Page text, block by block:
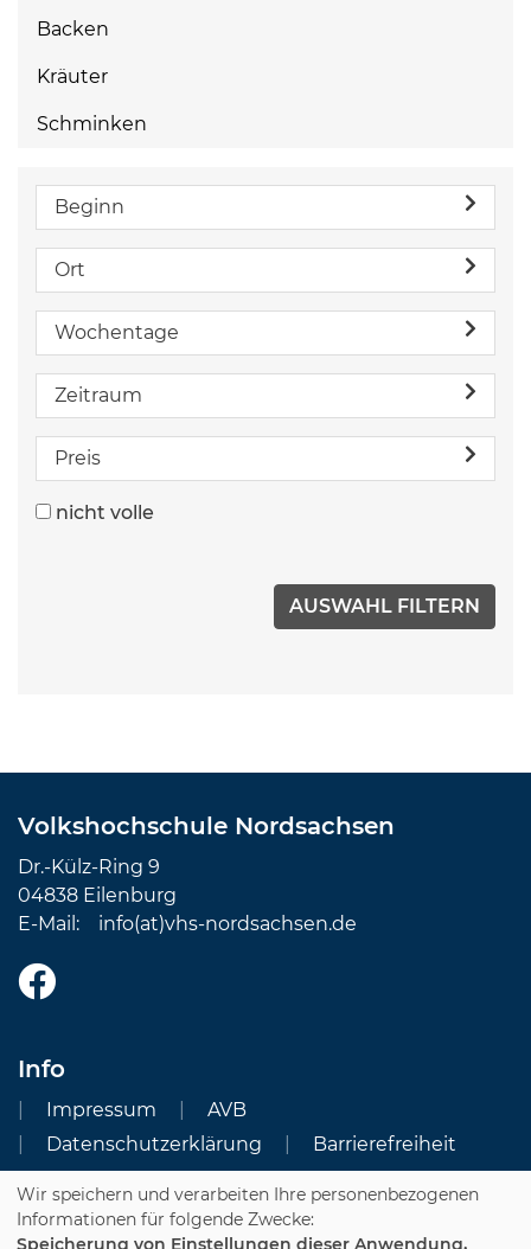
Backen
Kräuter
Schminken
Beginn
Ort
Wochentage
Zeitraum
Preis
nicht volle
Volkshochschule Nordsachsen
Dr.-Külz-Ring 9
04838 Eilenburg
E-Mail: info(at)vhs-nordsachsen.de
Info
Impressum
AVB
Datenschutzerklärung
Barrierefreiheit
Cookie Einstellungen
Wir speichern und verarbeiten Ihre personenbezogenen
Informationen für folgende Zwecke:
Speicherung von Einstellungen dieser Anwendung,